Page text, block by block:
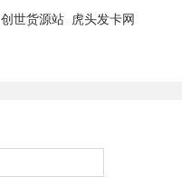
创世货源站 虎头发卡网